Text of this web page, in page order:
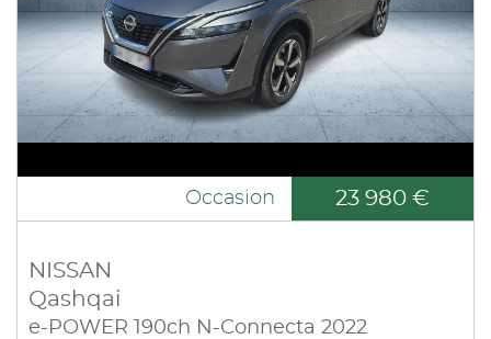
Occasion 23 980 €
NISSAN
Qashqai
e-POWER 190ch N-Connecta 2022